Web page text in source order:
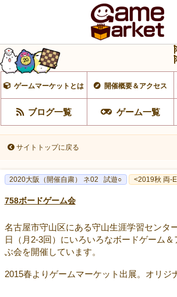
ゲームマーケットとは 開催概要＆アクセス
ブログ一覧 ゲーム一覧
サイトトップに戻る
2020大阪（開催自粛） ネ02 試遊○ <2019秋 両-
758ボードゲーム会
名古屋市守山区にある守山生涯学習センタ
日（月2-3回）にいろいろなボードゲーム
ぶ会を開催しています。
2015春よりゲームマーケット出展。オリジ